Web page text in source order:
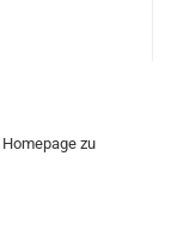
Homepage zu